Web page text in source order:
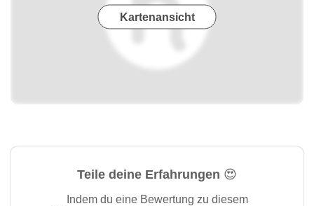
Kartenansicht
Teile deine Erfahrungen 😍
Indem du eine Bewertung zu diesem